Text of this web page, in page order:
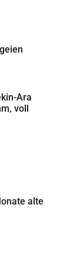
Ara
voll
alte